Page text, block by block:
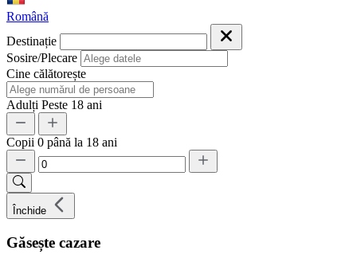
Română
Destinație
Sosire/Plecare
Cine călătorește
Adulți Peste 18 ani
Copii 0 până la 18 ani
Închide
Găsește cazare